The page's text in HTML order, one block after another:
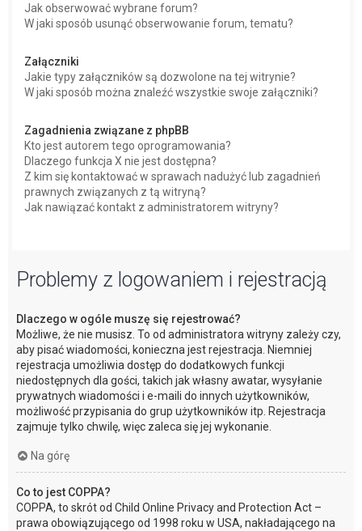
Jak obserwować wybrane forum?
W jaki sposób usunąć obserwowanie forum, tematu?
Załączniki
Jakie typy załączników są dozwolone na tej witrynie?
W jaki sposób można znaleźć wszystkie swoje załączniki?
Zagadnienia związane z phpBB
Kto jest autorem tego oprogramowania?
Dlaczego funkcja X nie jest dostępna?
Z kim się kontaktować w sprawach nadużyć lub zagadnień
prawnych związanych z tą witryną?
Jak nawiązać kontakt z administratorem witryny?
Problemy z logowaniem i rejestracją
Dlaczego w ogóle muszę się rejestrować?
Możliwe, że nie musisz. To od administratora witryny zależy czy,
aby pisać wiadomości, konieczna jest rejestracja. Niemniej
rejestracja umożliwia dostęp do dodatkowych funkcji
niedostępnych dla gości, takich jak własny awatar, wysyłanie
prywatnych wiadomości i e-maili do innych użytkowników,
możliwość przypisania do grup użytkowników itp. Rejestracja
zajmuje tylko chwilę, więc zaleca się jej wykonanie.
Na górę
Co to jest COPPA?
COPPA, to skrót od Child Online Privacy and Protection Act –
prawa obowiązującego od 1998 roku w USA, nakładającego na